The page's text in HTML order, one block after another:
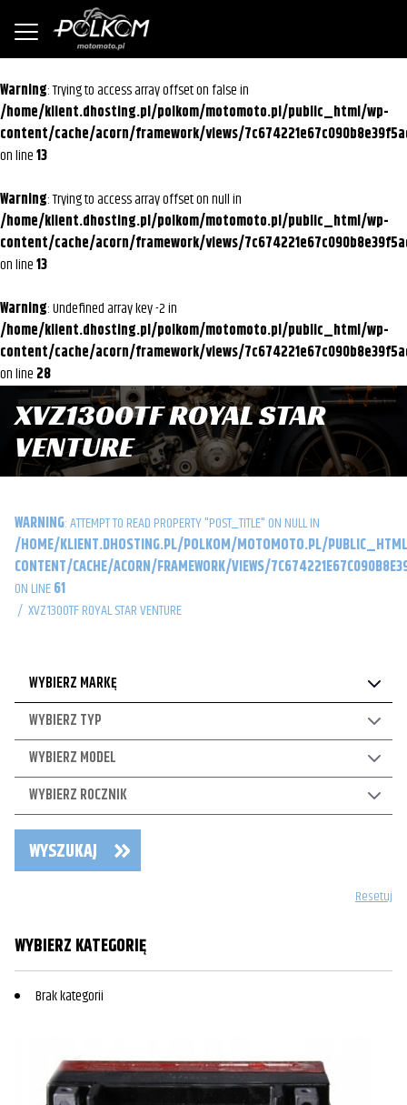
Warning : Trying to access array offset on false in
/home/klient.dhosting.pl/polkom/motomoto.pl/public_html/wp-
content/cache/acorn/framework/views/
on line13
Warning : Trying to access array offset on null in
/home/klient.dhosting.pl/polkom/motomoto.pl/public_html/wp-
content/cache/acorn/framework/views/
on line13
Warning : Undefined array key -2 in
/home/klient.dhosting.pl/polkom/motomoto.pl/public_html/wp-
content/cache/acorn/framework/views/
on line 28
XVZ1300TF ROYAL STAR
VENTURE
WARNING : ATTEMPT TO READ PROPERTY "POST_TITLE" ON NULL IN
/HOME/KLIENT.DHOSTING.PL/POLKOM/MOTOMOTO.PL/
CONTENT/CACHE/ACORN/FRAMEWORK/VIEWS/
ON LINE61
/ XVZ1300TF ROYAL STAR VENTURE
WYBIERZ MARKĘ
WYBIERZ TYP
WYBIERZ MODEL
WYBIERZ ROCZNIK
WYSZUKAJ
Resetuj
WYBIERZ KATEGORIĘ
Brak kategorii